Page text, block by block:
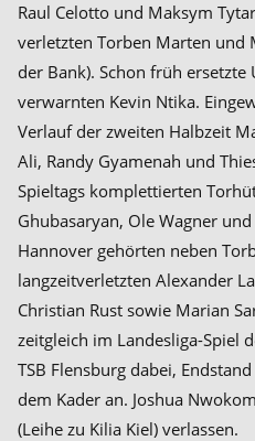
Raul Celotto und Maksym
verletzten Torben Marten und
der Bank). Schon früh ersetzte
verwarnten Kevin Ntika.
Verlauf der zweiten Halbzeit
Ali, Randy Gyamenah und
Spieltags komplettierten
Ghubasaryan, Ole Wagner
Hannover gehörten neben
langzeitverletzten Alexander
Christian Rust sowie Marian
zeitgleich im Landesliga-Spiel
TSB Flensburg dabei,
dem Kader an. Joshua
(Leihe zu Kilia Kiel) verlassen.